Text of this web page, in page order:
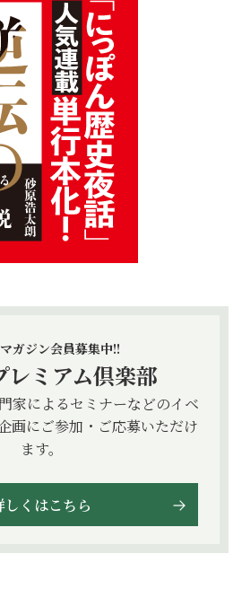
ガジン会員募集中!!
レミアム倶楽部
家によるセミナーなどのイベ
画にご参加・ご応募いただけ
ます。
しくはこちら